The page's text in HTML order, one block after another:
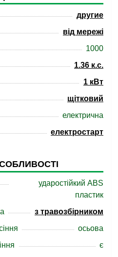
другие
від мережі
1000
1.36 к.с.
1 кВт
щітковий
електрична
електростарт
ударостійкий ABS
пластик
з травозбірником
осьова
є